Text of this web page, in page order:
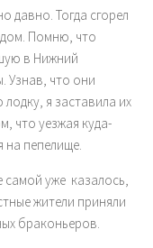
давно. Тогда сгорел
Помню, что
в Нижний
Узнав, что они
я заставила их
что уезжая куда-
на пепелище.
уже казалось,
жители приняли
браконьеров.